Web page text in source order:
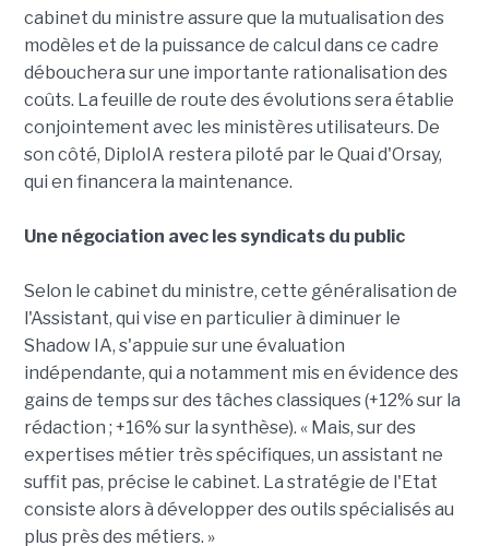
cabinet du ministre assure que la mutualisation des
modèles et de la puissance de calcul dans ce cadre
débouchera sur une importante rationalisation des
coûts. La feuille de route des évolutions sera établie
conjointement avec les ministères utilisateurs. De
son côté, DiploIA restera piloté par le Quai d'Orsay,
qui en financera la maintenance.
Une négociation avec les syndicats du public
Selon le cabinet du ministre, cette généralisation de
l'Assistant, qui vise en particulier à diminuer le
Shadow IA, s'appuie sur une évaluation
indépendante, qui a notamment mis en évidence des
gains de temps sur des tâches classiques (+12% sur la
rédaction ; +16% sur la synthèse). « Mais, sur des
expertises métier très spécifiques, un assistant ne
suffit pas, précise le cabinet. La stratégie de l'Etat
consiste alors à développer des outils spécialisés au
plus près des métiers. »